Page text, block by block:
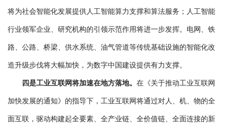
将为社会智能化发展提供人工智能算力支撑和算法服务；人工智能
行业领军企业、研究机构的引领示范作用将进一步发挥。电网、铁
路、公路、桥梁、供水系统、油气管道等传统基础设施的智能化改
造升级步伐将大幅加快，为数字中国建设提供有力支撑。
四是工业互联网将加速在地方落地。 在《关于推动工业互联网
加快发展的通知》的指导下，工业互联网将通过对人、机、物的全
面互联，驱动构建起全要素、全产业链、全价值链、全面连接的新